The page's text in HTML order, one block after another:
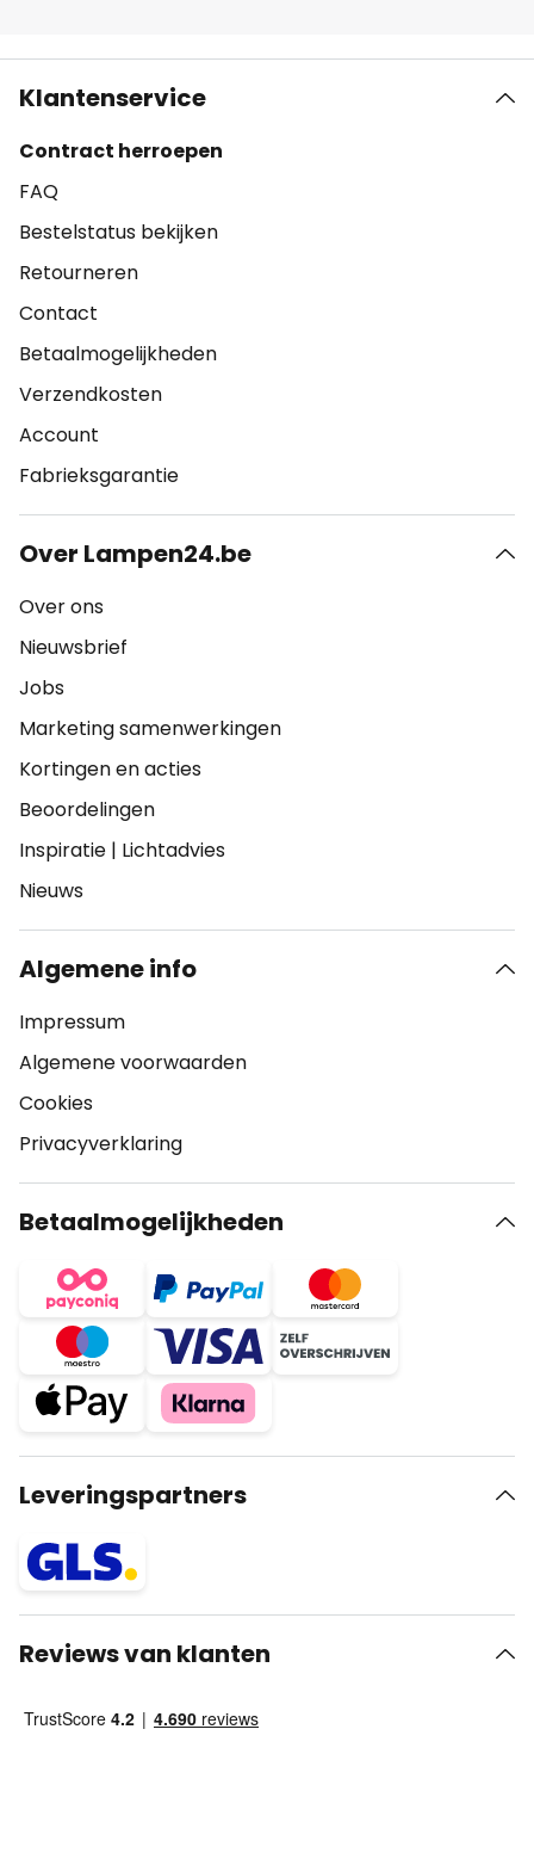
Klantenservice
Contract herroepen
FAQ
Bestelstatus bekijken
Retourneren
Contact
Betaalmogelijkheden
Verzendkosten
Account
Fabrieksgarantie
Over Lampen24.be
Over ons
Nieuwsbrief
Jobs
Marketing samenwerkingen
Kortingen en acties
Beoordelingen
Inspiratie | Lichtadvies
Nieuws
Algemene info
Impressum
Algemene voorwaarden
Cookies
Privacyverklaring
Betaalmogelijkheden
Leveringspartners
Reviews van klanten